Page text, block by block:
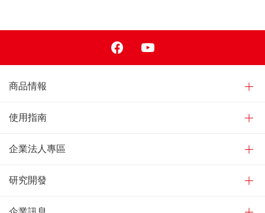
商品情報
使用指南
企業法人專區
研究開發